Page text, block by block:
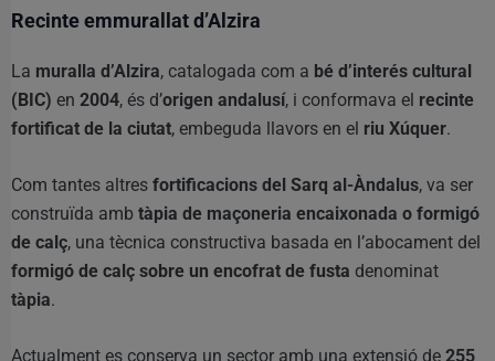
Recinte emmurallat d’Alzira
La muralla d’Alzira, catalogada com a bé d’interés cultural
(BIC) en 2004, és d’origen andalusí, i conformava el recinte
fortificat de la ciutat, embeguda llavors en el riu Xúquer.
Com tantes altres fortificacions del Sarq al-Àndalus, va ser
construïda amb tàpia de maçoneria encaixonada o formigó
de calç, una tècnica constructiva basada en l’abocament del
formigó de calç sobre un encofrat de fusta denominat
tàpia.
Actualment es conserva un sector amb una extensió de 255